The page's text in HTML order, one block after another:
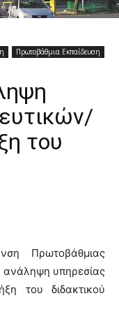
Πρωτοβάθμια Εκπαίδευση
του
Πρωτοβάθμιας
ανάληψη υπηρεσίας
του διδακτικού